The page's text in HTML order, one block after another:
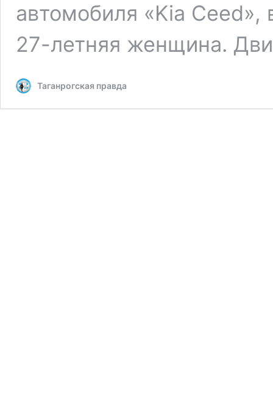
автомобиля «Kia Ceed»,
27-летняя женщина.
Таганрогская правда